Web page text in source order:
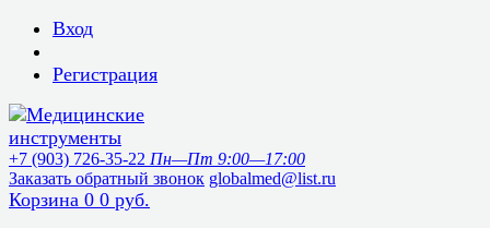
Вход
Регистрация
+7 (903) 726-35-22 Пн—Пт 9:00—17:00
Заказать обратный звонок globalmed@list.ru
Корзина 0 0 руб.